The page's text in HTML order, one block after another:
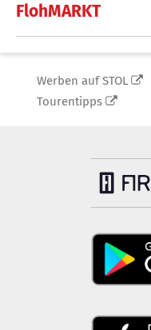
FlohMARKT
Werben auf STOL
Tourentipps